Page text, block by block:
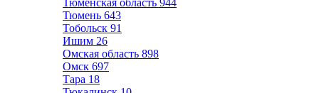
Тюменская область 944
Тюмень 643
Тобольск 91
Ишим 26
Омская область 898
Омск 697
Тара 18